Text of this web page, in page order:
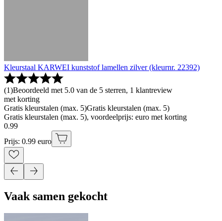
Kleurstaal KARWEI kunststof lamellen zilver (kleurnr. 22392)
(1)Beoordeeld met 5.0 van de 5 sterren, 1 klantreview
met korting
Gratis kleurstalen (max. 5)Gratis kleurstalen (max. 5)
Gratis kleurstalen (max. 5), voordeelprijs: euro met korting
0.99
Prijs: 0.99 euro
Vaak samen gekocht